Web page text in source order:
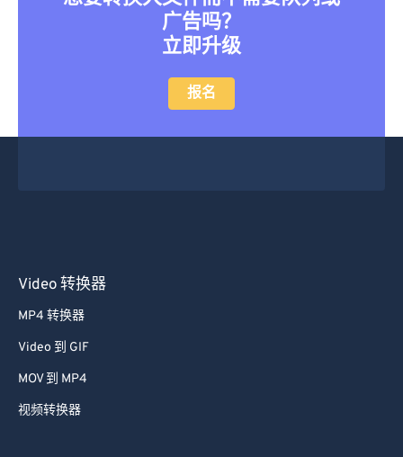
广告吗？
立即升级
报名
Video 转换器
MP4 转换器
Video 到 GIF
MOV 到 MP4
视频转换器